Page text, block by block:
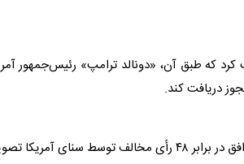
که طبق آن، «دونالد ترامپ» رئیس‌جمهور
دریافت کند.
سنای آمریکا